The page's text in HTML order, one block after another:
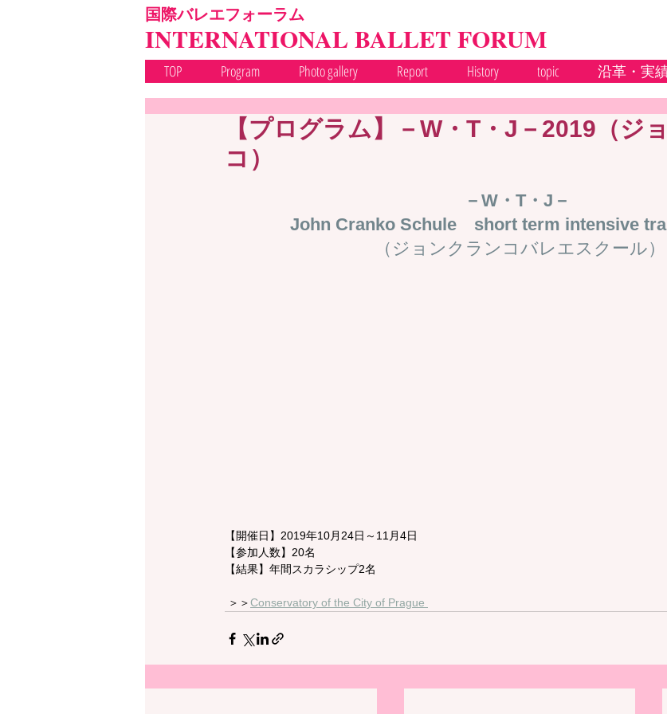
INTERNATIONAL BALLET FORUM
国際バレエフォーラム
TOP Program Photo gallery Report History topic 沿革・実
【プログラム】－W・T・J－2019（ジ
コ）
－W・T・J－
John Cranko Schule　short term intensive
（ジョンクランコバレエスクール）
【開催日】2019年10月24日～11月4日
【参加人数】20名
【結果】年間スカラシップ2名
​​＞＞Conservatory of the City of Prague